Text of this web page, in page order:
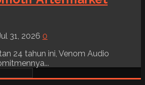
31, 2026 0
24 tahun ini, Venom Audio